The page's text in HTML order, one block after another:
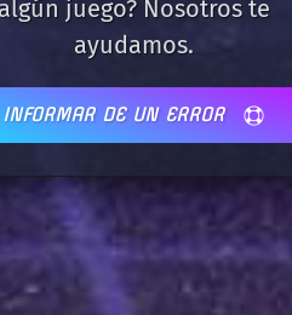
algún juego? Nosotros te
ayudamos.
INFORMAR DE UN ERROR